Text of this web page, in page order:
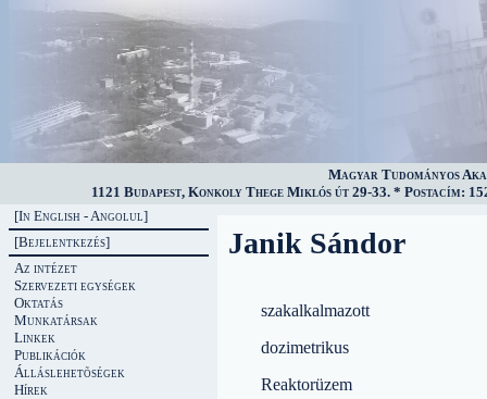
Magyar Tudományos
1121 Budapest, Konkoly Thege Miklós út 29-33. * Postacím:
[In English - Angolul]
[Bejelentkezés]
Az intézet
Szervezeti egységek
Oktatás
Munkatársak
Linkek
Publikációk
Álláslehetõségek
Hírek
Janik Sándor
szakalkalmazott
dozimetrikus
Reaktorüzem